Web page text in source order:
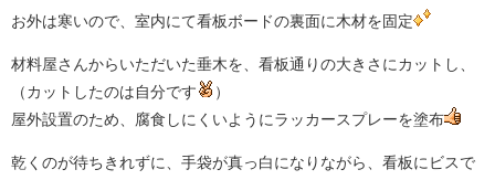
お外は寒いので、室内にて看板ボードの裏面に木材を固定
材料屋さんからいただいた垂木を、看板通りの大きさにカットし、
（カットしたのは自分です
）
屋外設置のため、腐食しにくいようにラッカースプレーを塗布
乾くのが待ちきれずに、手袋が真っ白になりながら、看板にビスで